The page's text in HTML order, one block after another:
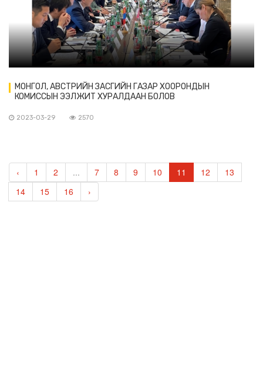
МОНГОЛ, АВСТРИЙН ЗАСГИЙН ГАЗАР ХООРОНДЫН
КОМИССЫН ЭЭЛЖИТ ХУРАЛДААН БОЛОВ
2023-03-29 2570
‹ 1 2 ... 7 8 9 10 11 12
13
14
15 16 ›